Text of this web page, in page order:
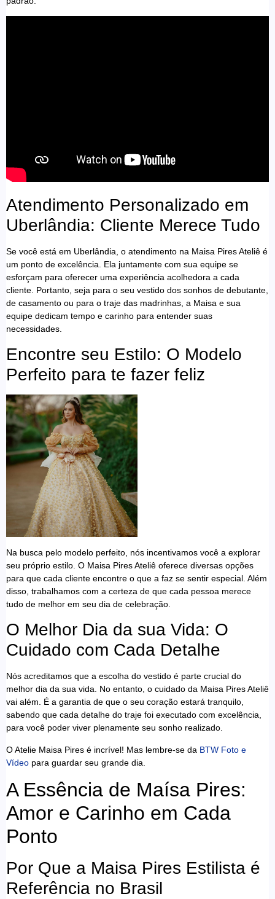
Atendimento Personalizado em
Uberlândia: Cliente Merece Tudo
Se você está em Uberlândia, o atendimento na Maisa Pires Ateliê é
um ponto de excelência. Ela juntamente com sua equipe se
esforçam para oferecer uma experiência acolhedora a cada
cliente. Portanto, seja para o seu vestido dos sonhos de debutante,
de casamento ou para o traje das madrinhas, a Maisa e sua
equipe dedicam tempo e carinho para entender suas
necessidades.
Encontre seu Estilo: O Modelo
Perfeito para te fazer feliz
Na busca pelo modelo perfeito, nós incentivamos você a explorar
seu próprio estilo. O Maisa Pires Ateliê oferece diversas opções
para que cada cliente encontre o que a faz se sentir especial. Além
disso, trabalhamos com a certeza de que cada pessoa merece
tudo de melhor em seu dia de celebração.
O Melhor Dia da sua Vida: O
Cuidado com Cada Detalhe
Nós acreditamos que a escolha do vestido é parte crucial do
melhor dia da sua vida. No entanto, o cuidado da Maisa Pires Ateliê
vai além. É a garantia de que o seu coração estará tranquilo,
sabendo que cada detalhe do traje foi executado com excelência,
para você poder viver plenamente seu sonho realizado.
O Atelie Maisa Pires é incrível! Mas lembre-se da BTW Foto e
Vídeo para guardar seu grande dia.
A Essência de Maísa Pires:
Amor e Carinho em Cada
Ponto
Por Que a Maisa Pires Estilista é
Referência no Brasil